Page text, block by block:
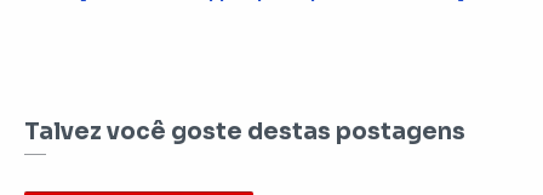
Talvez você goste destas postagens